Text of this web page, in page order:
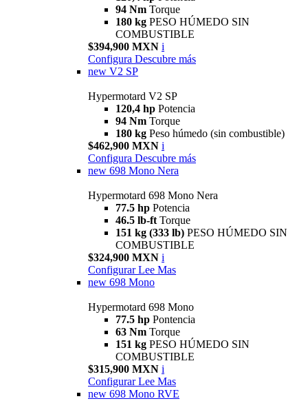
94 Nm Torque
180 kg PESO HÚMEDO SIN
COMBUSTIBLE
$394,900 MXN i
Configura Descubre más
new V2 SP
Hypermotard V2 SP
120,4 hp Potencia
94 Nm Torque
180 kg Peso húmedo (sin combustible)
$462,900 MXN i
Configura Descubre más
new 698 Mono Nera
Hypermotard 698 Mono Nera
77.5 hp Potencia
46.5 lb-ft Torque
151 kg (333 lb) PESO HÚMEDO SIN
COMBUSTIBLE
$324,900 MXN i
Configurar Lee Mas
new 698 Mono
Hypermotard 698 Mono
77.5 hp Pontencia
63 Nm Torque
151 kg PESO HÚMEDO SIN
COMBUSTIBLE
$315,900 MXN i
Configurar Lee Mas
new 698 Mono RVE